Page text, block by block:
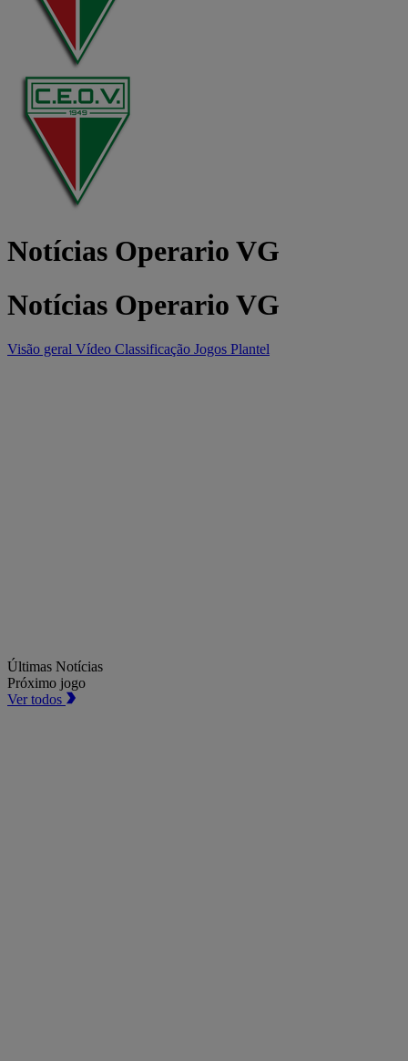
Notícias Operario VG
Notícias Operario VG
Visão geral Vídeo Classificação Jogos Plantel
Últimas Notícias
Próximo jogo
Ver todos